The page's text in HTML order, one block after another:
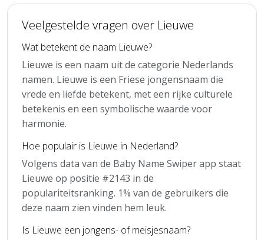
Veelgestelde vragen over Lieuwe
Wat betekent de naam Lieuwe?
Lieuwe is een naam uit de categorie Nederlands
namen. Lieuwe is een Friese jongensnaam die
vrede en liefde betekent, met een rijke culturele
betekenis en een symbolische waarde voor
harmonie.
Hoe populair is Lieuwe in Nederland?
Volgens data van de Baby Name Swiper app staat
Lieuwe op positie #2143 in de
populariteitsranking. 1% van de gebruikers die
deze naam zien vinden hem leuk.
Is Lieuwe een jongens- of meisjesnaam?